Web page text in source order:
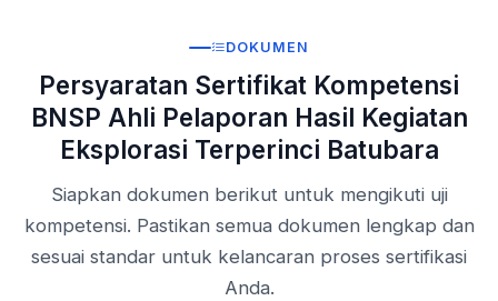
DOKUMEN
Persyaratan Sertifikat Kompetensi
BNSP Ahli Pelaporan Hasil Kegiatan
Eksplorasi Terperinci Batubara
Siapkan dokumen berikut untuk mengikuti uji
kompetensi. Pastikan semua dokumen lengkap dan
sesuai standar untuk kelancaran proses sertifikasi
Anda.